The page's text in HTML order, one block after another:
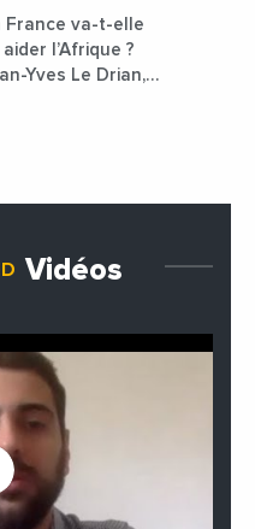
France va-t-elle
l’Afrique ?
Yves Le Drian,
Vidéos